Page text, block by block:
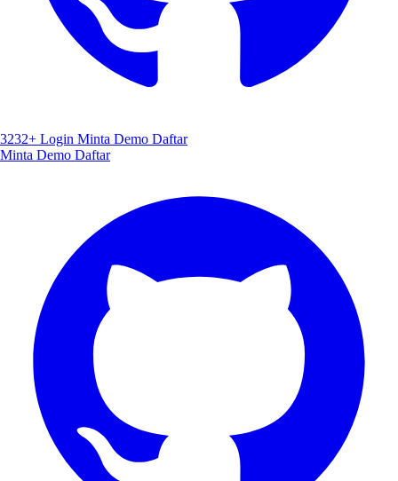
3232+ Login Minta Demo Daftar
Minta Demo Daftar